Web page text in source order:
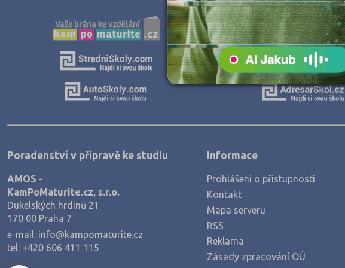
Textilní a obuvnické
Zemědělské a ekologické
Poradenství v přípravě ke studiu
AMOS -
KamPoMaturite.cz, s.r.o.
Dukelských hrdinů 21
170 00 Praha 7
e-mail: info@kampomaturite.cz
tel: +420 606 411 115
Informace
Prohlášení o přístupnosti
Kontakt
Mapa serveru
RSS
Reklama
Zásady zpracování OÚ